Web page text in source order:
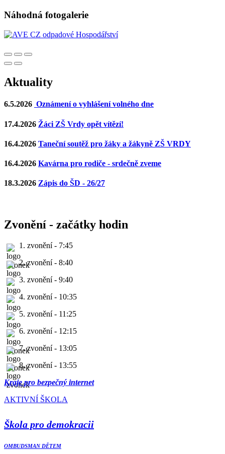
Náhodná fotogalerie
Aktuality
6.5.2026 Oznámení o vyhlášení volného dne
17.4.2026 Žáci ZŠ Vrdy opět vítězí!
16.4.2026 Taneční soutěž pro žáky a žákyně ZŠ VRDY
16.4.2026 Kavárna pro rodiče - srdečně zveme
18.3.2026 Zápis do ŠD - 26/27
Zvonění - začátky hodin
1. zvonění - 7:45
2. zvonění - 8:40
3. zvonění - 9:40
4. zvonění - 10:35
5. zvonění - 11:25
6. zvonění - 12:15
7. zvonění - 13:05
8. zvonění - 13:55
Kraje pro bezpečný internet
AKTIVNÍ ŠKOLA
Škola pro demokracii
OMBUDSMAN DĚTEM